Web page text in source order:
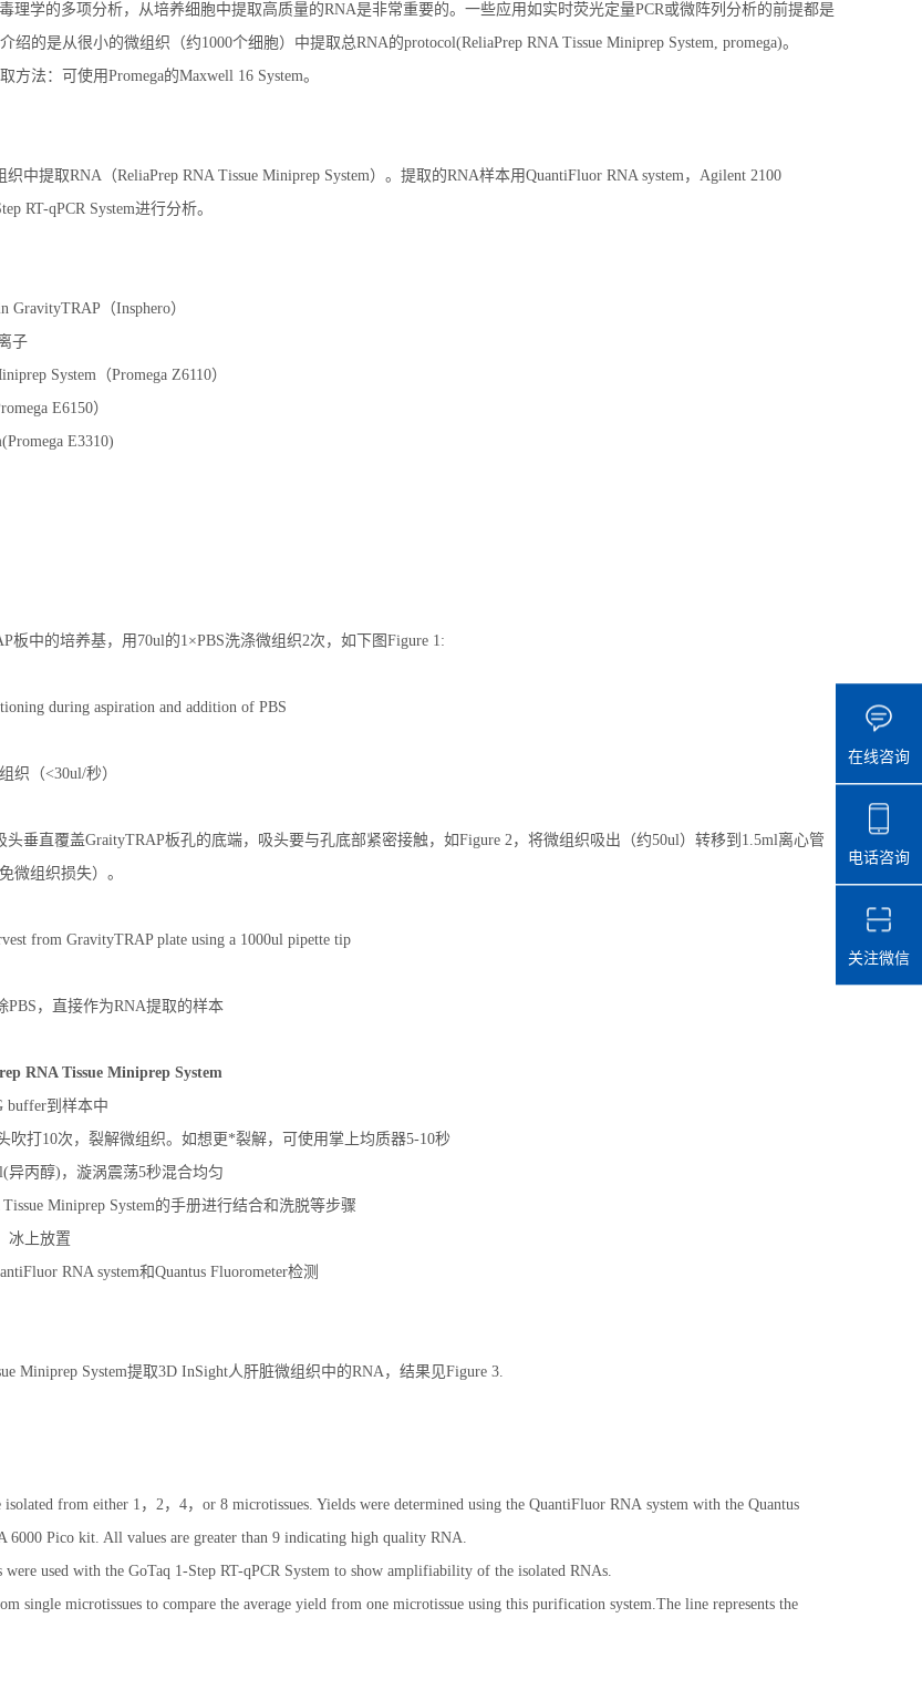
理学的多项分析，从培养细胞中提取高质量的RNA是非常重要的。一些应用如实时荧光定量PCR或微阵列分析的前提都是
绍的是从很小的微组织（约1000个细胞）中提取总RNA的protocol(ReliaPrep RNA Tissue Miniprep System, promega)。
方法：可使用Promega的Maxwell 16 System。
中提取RNA（ReliaPrep RNA Tissue Miniprep System）。提取的RNA样本用QuantiFluor RNA system，Agilent 2100
RT-qPCR System进行分析。
GravityTRAP（Insphero）
子
System（Promega Z6110）
E6150）
E3310)
板中的培养基，用70ul的1×PBS洗涤微组织2次，如下图Figure 1:
during aspiration and addition of PBS
织（<30ul/秒）
头垂直覆盖GraityTRAP板孔的底端，吸头要与孔底部紧密接触，如Figure 2，将微组织吸出（约50ul）转移到1.5ml离心管
微组织损失）。
from GravityTRAP plate using a 1000ul pipette tip
PBS，直接作为RNA提取的样本
RNA Tissue Miniprep System
buffer到样本中
吹打10次，裂解微组织。如想更*裂解，可使用掌上均质器5-10秒
异丙醇)，漩涡震荡5秒混合均匀
Miniprep System的手册进行结合和洗脱等步骤
冰上放置
RNA system和Quantus Fluorometer检测
Miniprep System提取3D InSight人肝脏微组织中的RNA，结果见Figure 3.
isolated from either 1，2，4，or 8 microtissues. Yields were determined using the QuantiFluor RNA system with the Quantus
6000 Pico kit. All values are greater than 9 indicating high quality RNA.
used with the GoTaq 1-Step RT-qPCR System to show amplifiability of the isolated RNAs.
single microtissues to compare the average yield from one microtissue using this purification system.The line represents the
在线咨询
电话咨询
关注微信